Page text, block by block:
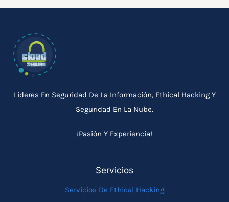
Líderes En Seguridad De La Información, Ethical Hacking Y
Seguridad En La Nube.
¡Pasión Y Experiencia!
Servicios
Servicios De Ethical Hacking